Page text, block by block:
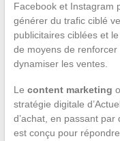
Facebook et Instagram
générer du trafic ciblé
publicitaires ciblées et
de moyens de
dynamiser les ventes.
Le content marketing
stratégie digitale
d’achat, en passant
est conçu pour